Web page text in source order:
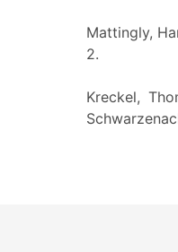
Mattingly,
2.
Kreckel,